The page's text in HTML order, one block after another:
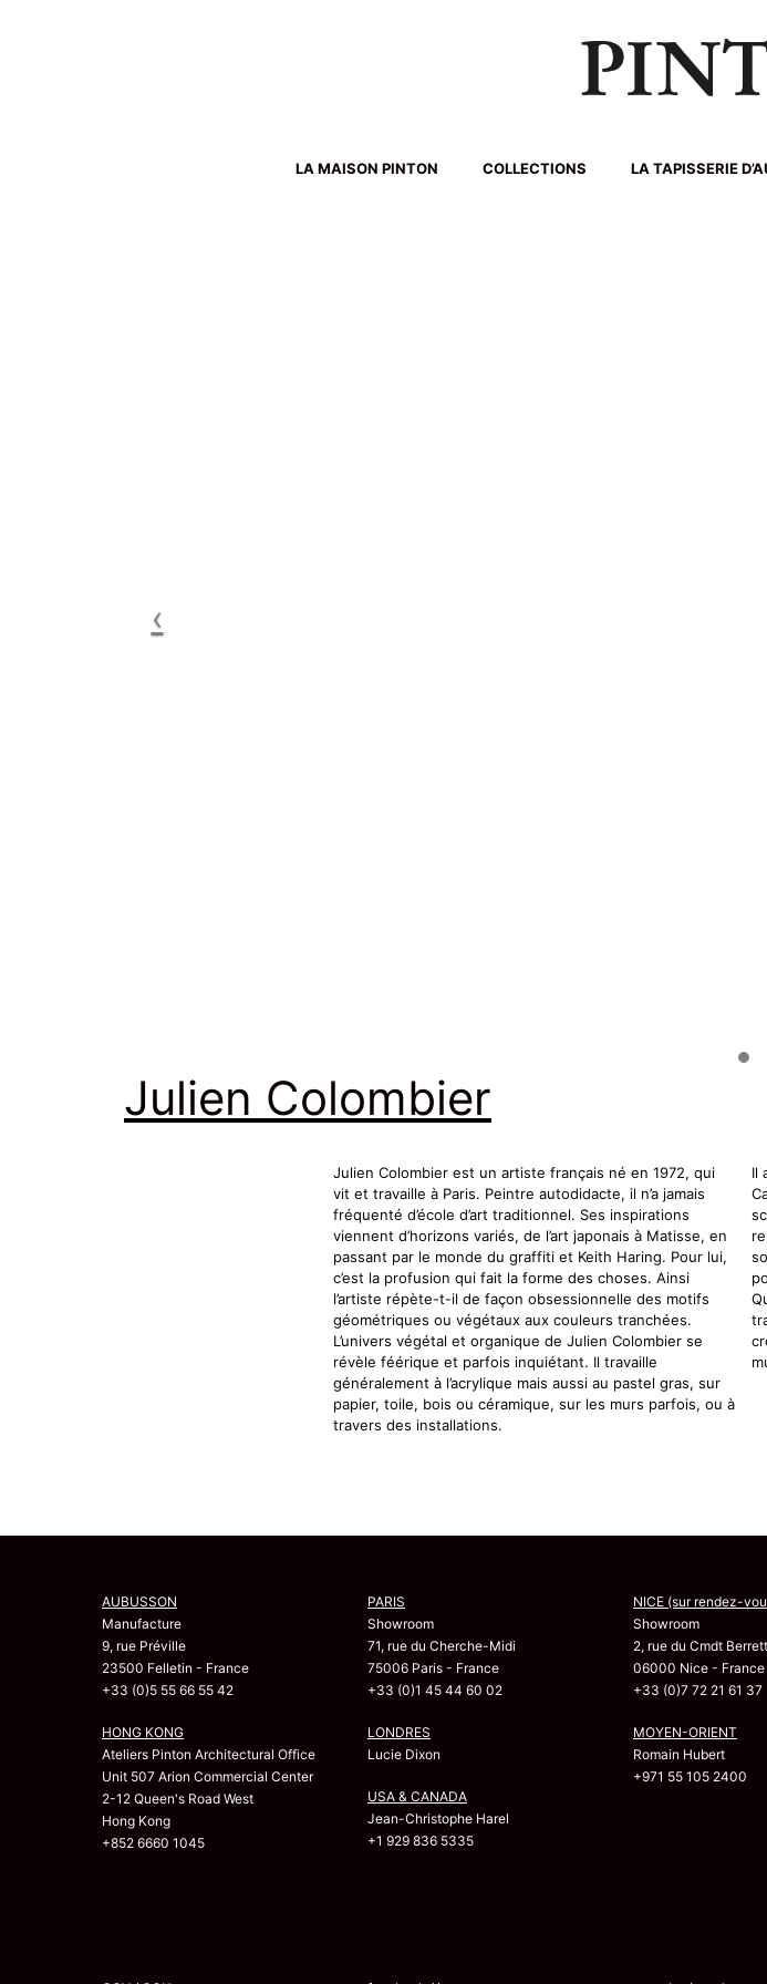
LA MAISON PINTON COLLECTIONS LA TAPISSERIE
Julien Colombier
Julien Colombier est un artiste français né en 1972, qui
vit et travaille à Paris. Peintre autodidacte, il n’a jamais
fréquenté d’école d’art traditionnel. Ses inspirations
viennent d’horizons variés, de l’art japonais à Matisse, en
passant par le monde du graffiti et Keith Haring. Pour lui,
c’est la profusion qui fait la forme des choses. Ainsi
l’artiste répète-t-il de façon obsessionnelle des motifs
géométriques ou végétaux aux couleurs tranchées.
L’univers végétal et organique de Julien Colombier se
révèle féérique et parfois inquiétant. Il travaille
généralement à l’acrylique mais aussi au pastel gras, sur
papier, toile, bois ou céramique, sur les murs parfois, ou à
travers des installations.
Il
AUBUSSON
Manufacture
9, rue Préville
23500 Felletin - France
+33 (0)5 55 66 55 42
HONG KONG
Ateliers Pinton Architectural Office
Unit 507 Arion Commercial Center
2-12 Queen's Road West
Hong Kong
+852 6660 1045
PARIS
Showroom
71, rue du Cherche-Midi
75006 Paris - France
+33 (0)1 45 44 60 02
LONDRES
Lucie Dixon
USA & CANADA
Jean-Christophe Harel
+1 929 836 5335
NICE (sur rendez-
Showroom
2, rue du Cmdt
06000 Nice - France
+33 (0)7 72 21 61 37
MOYEN-ORIENT
Romain Hubert
+971 55 105 2400